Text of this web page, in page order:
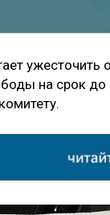
ужесточить
на срок до